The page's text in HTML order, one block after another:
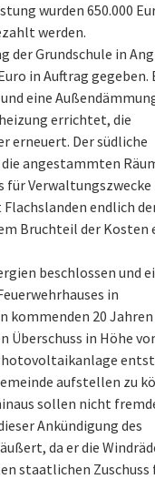
wurden 650.000
werden.
der Grundschule in
in Auftrag gegeben.
eine
errichtet, die
erneuert. Der südliche
angestammten
für Verwaltungszwecke
endlich
Bruchteil der Kosten
beschlossen und
in
kommenden 20
in Höhe
aufstellen zu
sollen nicht
Ankündigung des
da er die
staatlichen Zuschuss